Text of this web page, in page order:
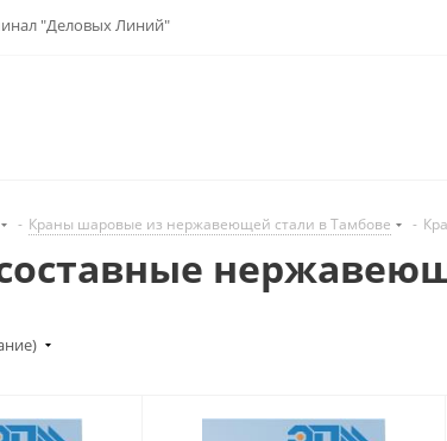
"Деловых Линий"
- Краны шаровые из нержавеющей стали в Тамбове -